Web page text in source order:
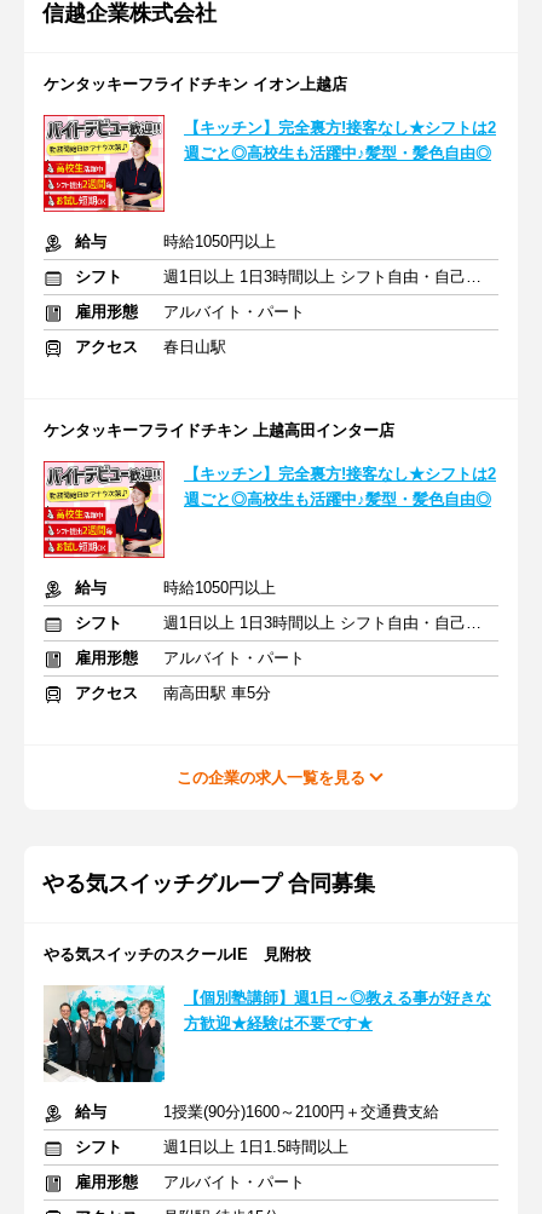
信越企業株式会社
ケンタッキーフライドチキン イオン上越店
【キッチン】完全裏方!接客なし★シフトは2
週ごと◎高校生も活躍中♪髪型・髪色自由◎
給与
時給1050円以上
シフト
週1日以上 1日3時間以上 シフト自由・自己申告
雇用形態
アルバイト・パート
アクセス
春日山駅
ケンタッキーフライドチキン 上越高田インター店
【キッチン】完全裏方!接客なし★シフトは2
週ごと◎高校生も活躍中♪髪型・髪色自由◎
給与
時給1050円以上
シフト
週1日以上 1日3時間以上 シフト自由・自己申告
雇用形態
アルバイト・パート
アクセス
南高田駅 車5分
この企業の求人一覧を見る
やる気スイッチグループ 合同募集
やる気スイッチのスクールIE 見附校
【個別塾講師】週1日～◎教える事が好きな
方歓迎★経験は不要です★
給与
1授業(90分)1600～2100円＋交通費支給
シフト
週1日以上 1日1.5時間以上
雇用形態
アルバイト・パート